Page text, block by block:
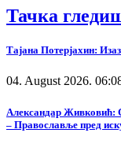
Тачка
Тајана Потерјахин:
04. August 2026.
Александар Живковић:
– Православље пред